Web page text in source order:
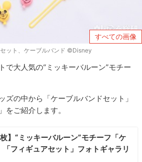
すべての画像
ット、ケーブルバンド ©Disney
で大人気の“ミッキーバルーン”モチー
ズの中から「ケーブルバンドセット」
をご紹介します。
枚】“ミッキーバルーン”モチーフ「ケ
フィギュアセット」フォトギャラリ